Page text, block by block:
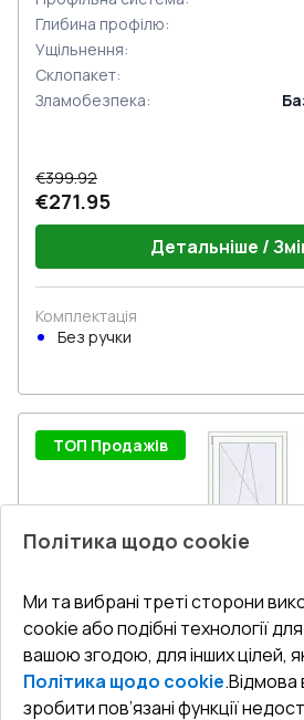
Глибина профілю:
Ущільнення:
Склопакет:
Зламобезпека:
€399.92
€271.95
Детальніше /
Комплектація
Без ручки
ТОП Продажів
Попереднє
замовлення
Політика щодо cookie
Ми та вибрані треті сторони
cookie або подібні технології для
вашою згодою, для інших цілей,
Політика щодо cookie.Відмова
зробити пов’язані функції